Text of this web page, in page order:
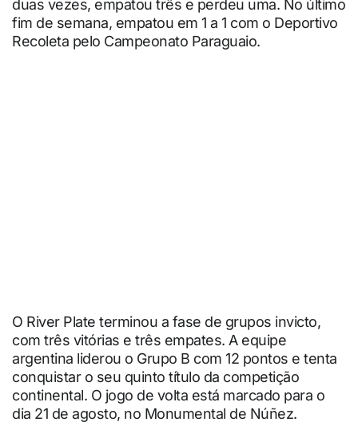
duas vezes, empatou três e perdeu uma. No último
fim de semana, empatou em 1 a 1 com o Deportivo
Recoleta pelo Campeonato Paraguaio.
O River Plate terminou a fase de grupos invicto,
com três vitórias e três empates. A equipe
argentina liderou o Grupo B com 12 pontos e tenta
conquistar o seu quinto título da competição
continental. O jogo de volta está marcado para o
dia 21 de agosto, no Monumental de Núñez.